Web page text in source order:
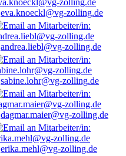
eva.knoeckl@vg-zolling.de
andrea.liebl@vg-zolling.de
sabine.lohr@vg-zolling.de
dagmar.maier@vg-zolling.de
erika.mehl@vg-zolling.de